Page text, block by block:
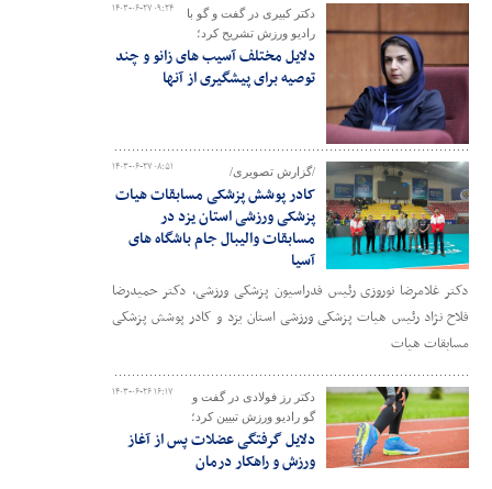
۱۴۰۳-۰۶-۲۷ ۰۹:۲۴
دکتر کبیری در گفت و گو با
رادیو ورزش تشریح کرد؛
دلایل مختلف آسیب های زانو و چند
توصیه برای پیشگیری از آنها
۱۴۰۳-۰۶-۲۷ ۰۸:۵۱ /گزارش تصویری/
کادر پوشش پزشکی مسابقات هیات
پزشکی ورزشی استان یزد در
مسابقات والیبال جام باشگاه های
آسیا
دکتر غلامرضا نوروزی رئیس فدراسیون پزشکی ورزشی، دکتر حمیدرضا
فلاح نژاد رئیس هیات پزشکی ورزشی استان یزد و کادر پوشش پزشکی
مسابقات هیات
۱۴۰۳-۰۶-۲۶ ۱۶:۱۷
دکتر رز فولادی در گفت و
گو رادیو ورزش تبیین کرد؛
دلایل گرفتگی عضلات پس از آغاز
ورزش و راهکار درمان